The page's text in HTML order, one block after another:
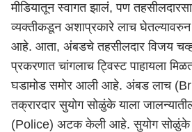
मीडियातून स्वागत झालं, पण
व्यक्तीकडून अशाप्रकारे लाच घेतल्यावरुन
आहे. आता, अंबडचे तहसीलदार विजय
प्रकरणात चांगलाच ट्विस्ट पाहायला
घडामोड समोर आली आहे. अंबडलाच
तक्रारदार सुयोग सोळुंके याला
(Police) अटक केली आहे. सुयोग सोळुंके